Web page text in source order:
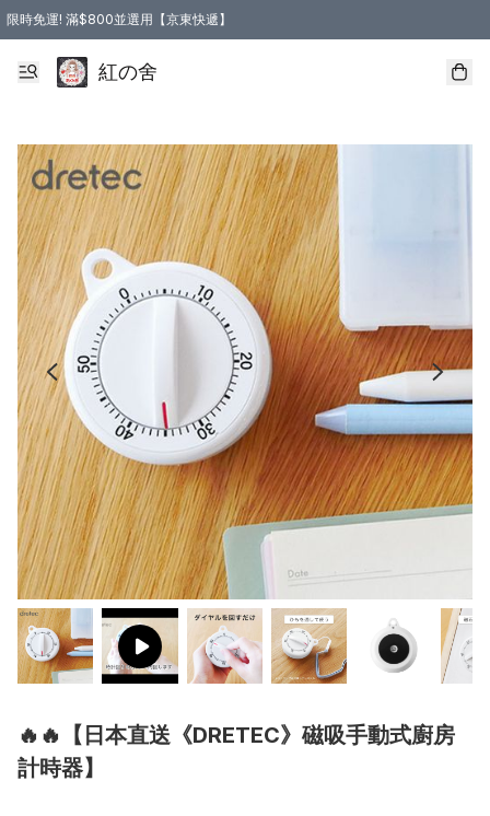
限時免運! 滿$800並選用【京東快遞】
紅の舍
🔥🔥【日本直送《DRETEC》磁吸手動式廚房
計時器】